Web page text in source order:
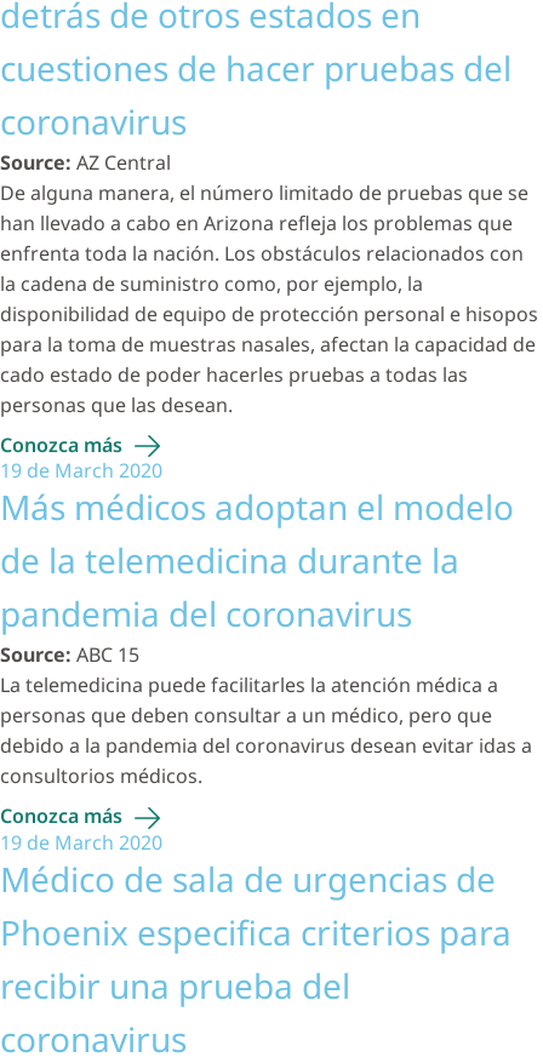
detrás de otros estados en
cuestiones de hacer pruebas del
coronavirus
Source: AZ Central
De alguna manera, el número limitado de pruebas que se
han llevado a cabo en Arizona refleja los problemas que
enfrenta toda la nación. Los obstáculos relacionados con
la cadena de suministro como, por ejemplo, la
disponibilidad de equipo de protección personal e hisopos
para la toma de muestras nasales, afectan la capacidad de
cado estado de poder hacerles pruebas a todas las
personas que las desean.
Conozca más
19 de March 2020
Más médicos adoptan el modelo
de la telemedicina durante la
pandemia del coronavirus
Source: ABC 15
La telemedicina puede facilitarles la atención médica a
personas que deben consultar a un médico, pero que
debido a la pandemia del coronavirus desean evitar idas a
consultorios médicos.
Conozca más
19 de March 2020
Médico de sala de urgencias de
Phoenix especifica criterios para
recibir una prueba del
coronavirus